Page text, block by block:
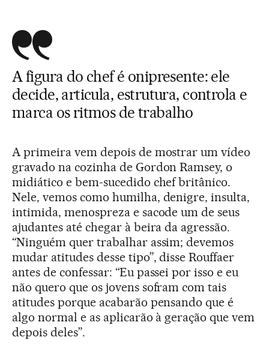
A figura do chef é onipresente: ele
decide, articula, estrutura, controla e
marca os ritmos de trabalho
A primeira vem depois de mostrar um vídeo
gravado na cozinha de Gordon Ramsey, o
midiático e bem-sucedido chef britânico.
Nele, vemos como humilha, denigre, insulta,
intimida, menospreza e sacode um de seus
ajudantes até chegar à beira da agressão.
“Ninguém quer trabalhar assim; devemos
mudar atitudes desse tipo”, disse Rouffaer
antes de confessar: “Eu passei por isso e eu
não quero que os jovens sofram com tais
atitudes porque acabarão pensando que é
algo normal e as aplicarão à geração que vem
depois deles”.